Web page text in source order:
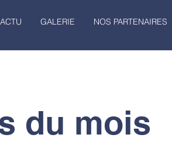
GALERIE NOS PARTENAIRES
du mois